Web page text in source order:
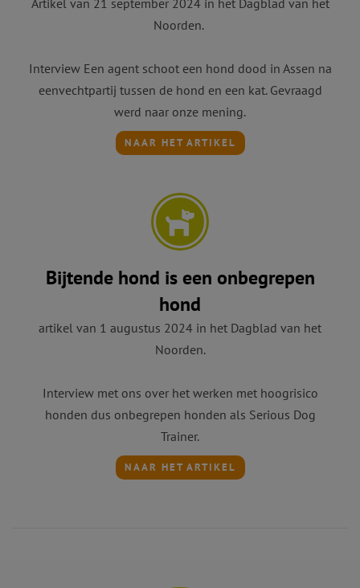
Artikel van 21 september 2024 in het Dagblad van het
Noorden.
Interview Een agent schoot een hond dood in Assen na
eenvechtpartij tussen de hond en een kat. Gevraagd
werd naar onze mening.
NAAR HET ARTIKEL
Bijtende hond is een onbegrepen
hond
artikel van 1 augustus 2024 in het Dagblad van het
Noorden.
Interview met ons over het werken met hoogrisico
honden dus onbegrepen honden als Serious Dog
Trainer.
NAAR HET ARTIKEL